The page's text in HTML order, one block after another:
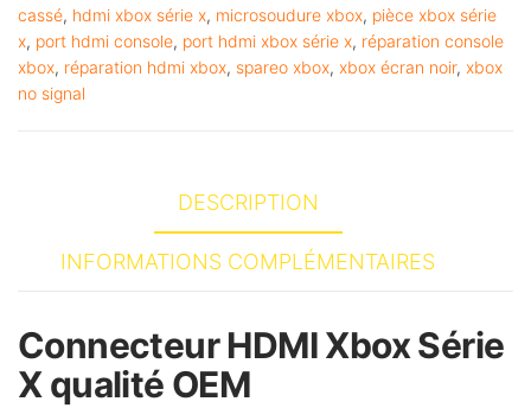
n
a
t
cassé, hdmi xbox série x, microsoudure xbox, pièce xbox série
x, port hdmi console, port hdmi xbox série x, réparation console
xbox, réparation hdmi xbox, spareo xbox, xbox écran noir, xbox
no signal
DESCRIPTION
INFORMATIONS COMPLÉMENTAIRES
Connecteur HDMI Xbox Série
X qualité OEM